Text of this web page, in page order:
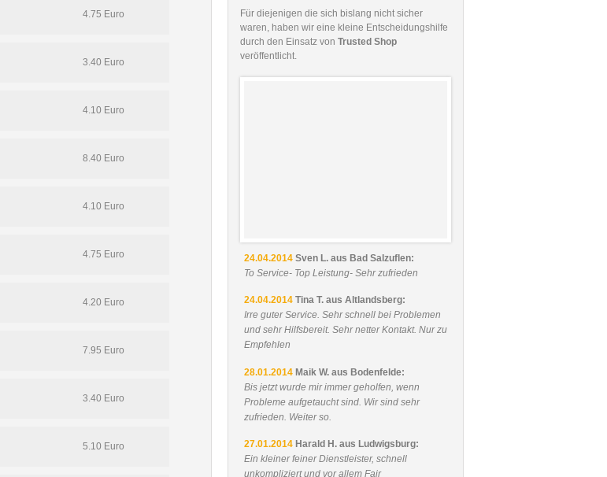
4.75 Euro
3.40 Euro
4.10 Euro
8.40 Euro
4.10 Euro
4.75 Euro
4.20 Euro
7.95 Euro
3.40 Euro
5.10 Euro
Für diejenigen die sich bislang nicht sicher
waren, haben wir eine kleine Entscheidungshilfe
durch den Einsatz von Trusted Shop
veröffentlicht.
24.04.2014 Sven L. aus Bad Salzuflen:
To Service- Top Leistung- Sehr zufrieden
24.04.2014 Tina T. aus Altlandsberg:
Irre guter Service. Sehr schnell bei Problemen
und sehr Hilfsbereit. Sehr netter Kontakt. Nur zu
Empfehlen
28.01.2014 Maik W. aus Bodenfelde:
Bis jetzt wurde mir immer geholfen, wenn
Probleme aufgetaucht sind. Wir sind sehr
zufrieden. Weiter so.
27.01.2014 Harald H. aus Ludwigsburg:
Ein kleiner feiner Dienstleister, schnell
unkompliziert und vor allem Fair